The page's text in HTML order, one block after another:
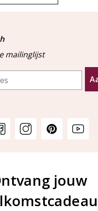
mailinglijst
Bellen of
tussen 09:00-17:00
Tel: 0850003187
jouw